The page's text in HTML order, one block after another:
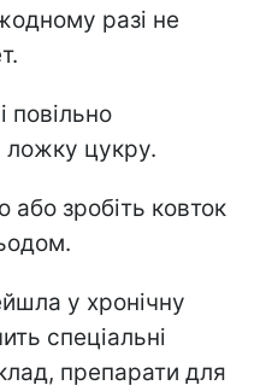
разі не
повільно
ложку цукру.
або зробіть ковток
у хронічну
спеціальні
препарати для